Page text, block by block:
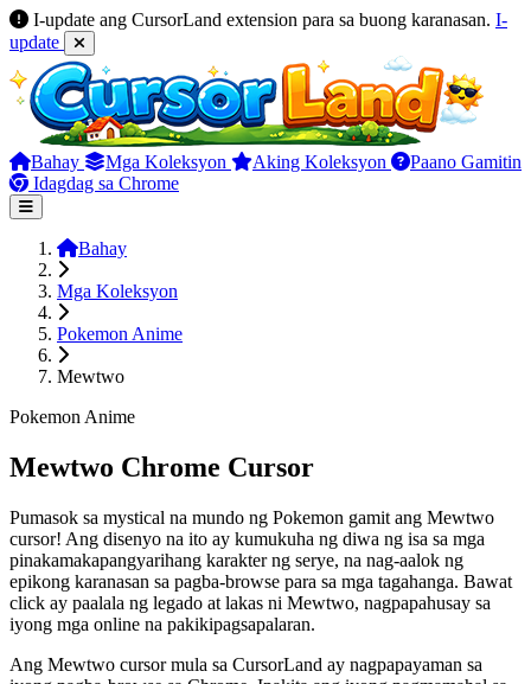
I-update ang CursorLand extension para sa buong karanasan. I-
update
Bahay Mga Koleksyon Aking Koleksyon
Paano Gamitin
Idagdag sa Chrome
Bahay
Mga Koleksyon
Pokemon Anime
Mewtwo
Pokemon Anime
Mewtwo Chrome Cursor
Pumasok sa mystical na mundo ng Pokemon gamit ang Mewtwo
cursor! Ang disenyo na ito ay kumukuha ng diwa ng isa sa mga
pinakamakapangyarihang karakter ng serye, na nag-aalok ng
epikong karanasan sa pagba-browse para sa mga tagahanga. Bawat
click ay paalala ng legado at lakas ni Mewtwo, nagpapahusay sa
iyong mga online na pakikipagsapalaran.
Ang Mewtwo cursor mula sa CursorLand ay nagpapayaman sa